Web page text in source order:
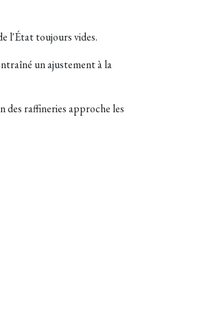
l'État toujours vides.
un ajustement à la
raffineries approche les